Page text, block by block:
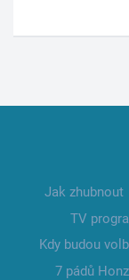
Jak zhubnout
TV
Kdy budou
7 pádů